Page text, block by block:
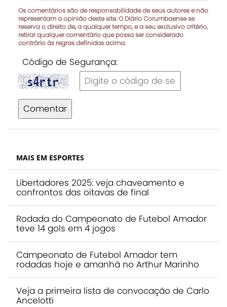
Os comentários são de responsabilidade de seus autores e não
representam a opinião deste site. O Diário Corumbaense se
reserva o direito de, a qualquer tempo, e a seu exclusivo critério,
retirar qualquer comentário que possa ser considerado
contrário às regras definidas acima.
Código de Segurança:
Comentar
MAIS EM ESPORTES
Libertadores 2025: veja chaveamento e
confrontos das oitavas de final
Rodada do Campeonato de Futebol Amador
teve 14 gols em 4 jogos
Campeonato de Futebol Amador tem
rodadas hoje e amanhã no Arthur Marinho
Veja a primeira lista de convocação de Carlo
Ancelotti